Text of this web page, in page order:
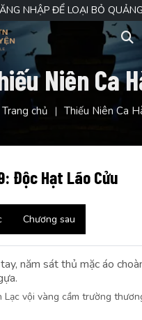
NHẬP ĐỂ LOẠI BỎ
Niên Ca
Trang chủ Thiếu Niên Ca
Độc Hạt Lão Cửu
Chương sau
năm sát thủ mặc áo
Lạc vội vàng cầm trường